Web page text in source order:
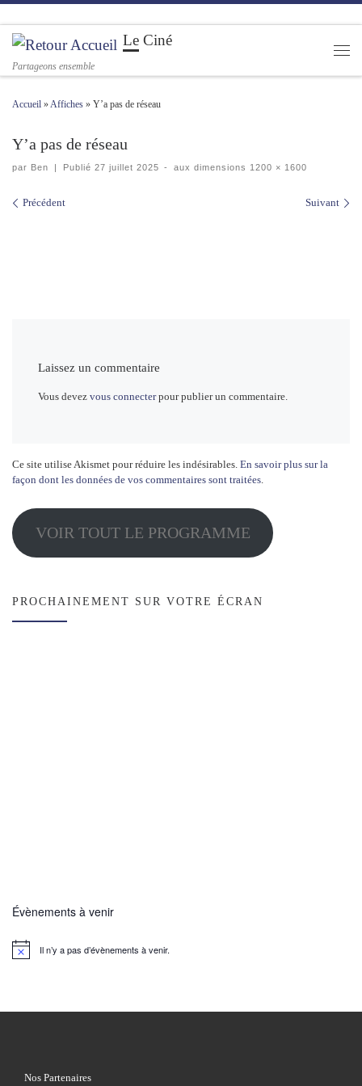
Passer au contenu
Le Ciné
Partageons ensemble
Accueil » Affiches » Y’a pas de réseau
Y’a pas de réseau
par Ben | Publié 27 juillet 2025 - aux dimensions 1200 × 1600
Navigation des images
Précédent Suivant
Laissez un commentaire
Vous devezvous connecterpour publier un commentaire.
Ce site utilise Akismet pour réduire les indésirables. En savoir plus sur la
façon dont les données de vos commentaires sont traitées.
VOIR TOUT LE PROGRAMME
PROCHAINEMENT SUR VOTRE ÉCRAN
Évènements à venir
e
Il n’y a pas d’évènements à venir.
Nos Partenaires